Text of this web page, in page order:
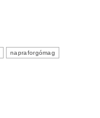
napraforgómag